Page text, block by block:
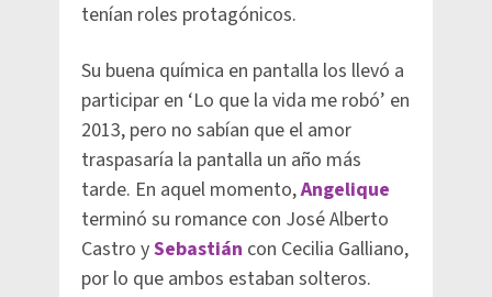
tenían roles protagónicos.
Su buena química en pantalla los llevó a
participar en ‘Lo que la vida me robó’ en
2013, pero no sabían que el amor
traspasaría la pantalla un año más
tarde. En aquel momento,Angelique
terminó su romance con José Alberto
Castro ySebastián con Cecilia Galliano,
por lo que ambos estaban solteros.